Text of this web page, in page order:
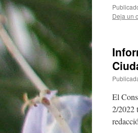
Deja un
El
2/2022